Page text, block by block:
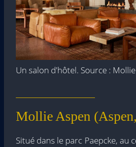
Un salon d'hôtel. Source :
Mollie Aspen
Situé dans le parc Paepcke, au